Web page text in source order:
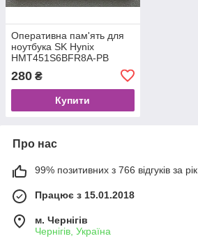
Оперативна пам'ять для
ноутбука SK Hynix
HMT451S6BFR8A-PB
280 ₴
Купити
Про нас
99% позитивних з 766 відгуків за рік
Працює з 15.01.2018
м. Чернігів
Чернігів, Україна